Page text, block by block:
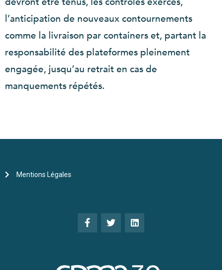
l’anticipation de nouveaux contournements
comme la livraison par containers et, partant la
responsabilité des plateformes pleinement
engagée, jusqu’au retrait en cas de
manquements répétés.
Mentions Légales